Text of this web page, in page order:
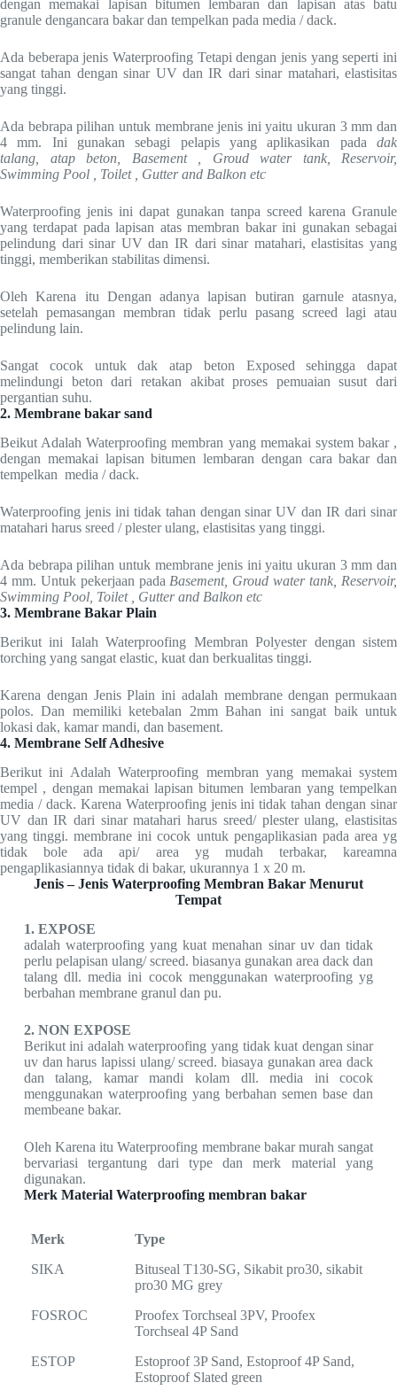
dengan memakai lapisan bitumen lembaran dan lapisan atas batu
granule dengancara bakar dan tempelkan pada media / dack.
Ada beberapa jenis Waterproofing Tetapi dengan jenis yang seperti ini
sangat tahan dengan sinar UV dan IR dari sinar matahari, elastisitas
yang tinggi.
Ada bebrapa pilihan untuk membrane jenis ini yaitu ukuran 3 mm dan
4 mm. Ini gunakan sebagi pelapis yang aplikasikan pada dak
talang, atap beton, Basement , Groud water tank, Reservoir,
Swimming Pool , Toilet , Gutter and Balkon etc
Waterproofing jenis ini dapat gunakan tanpa screed karena Granule
yang terdapat pada lapisan atas membran bakar ini gunakan sebagai
pelindung dari sinar UV dan IR dari sinar matahari, elastisitas yang
tinggi, memberikan stabilitas dimensi.
Oleh Karena itu Dengan adanya lapisan butiran garnule atasnya,
setelah pemasangan membran tidak perlu pasang screed lagi atau
pelindung lain.
Sangat cocok untuk dak atap beton Exposed sehingga dapat
melindungi beton dari retakan akibat proses pemuaian susut dari
pergantian suhu.
2. Membrane bakar sand
Beikut Adalah Waterproofing membran yang memakai system bakar ,
dengan memakai lapisan bitumen lembaran dengan cara bakar dan
tempelkan media / dack.
Waterproofing jenis ini tidak tahan dengan sinar UV dan IR dari sinar
matahari harus sreed / plester ulang, elastisitas yang tinggi.
Ada bebrapa pilihan untuk membrane jenis ini yaitu ukuran 3 mm dan
4 mm. Untuk pekerjaan pada Basement, Groud water tank, Reservoir,
Swimming Pool, Toilet , Gutter and Balkon etc
3. Membrane Bakar Plain
Berikut ini Ialah Waterproofing Membran Polyester dengan sistem
torching yang sangat elastic, kuat dan berkualitas tinggi.
Karena dengan Jenis Plain ini adalah membrane dengan permukaan
polos. Dan memiliki ketebalan 2mm Bahan ini sangat baik untuk
lokasi dak, kamar mandi, dan basement.
4. Membrane Self Adhesive
Berikut ini Adalah Waterproofing membran yang memakai system
tempel , dengan memakai lapisan bitumen lembaran yang tempelkan
media / dack. Karena Waterproofing jenis ini tidak tahan dengan sinar
UV dan IR dari sinar matahari harus sreed/ plester ulang, elastisitas
yang tinggi. membrane ini cocok untuk pengaplikasian pada area yg
tidak bole ada api/ area yg mudah terbakar, kareamna
pengaplikasiannya tidak di bakar, ukurannya 1 x 20 m.
Jenis – Jenis Waterproofing Membran Bakar Menurut
Tempat
1. EXPOSE
adalah waterproofing yang kuat menahan sinar uv dan tidak
perlu pelapisan ulang/ screed. biasanya gunakan area dack dan
talang dll. media ini cocok menggunakan waterproofing yg
berbahan membrane granul dan pu.
2. NON EXPOSE
Berikut ini adalah waterproofing yang tidak kuat dengan sinar
uv dan harus lapissi ulang/ screed. biasaya gunakan area dack
dan talang, kamar mandi kolam dll. media ini cocok
menggunakan waterproofing yang berbahan semen base dan
membeane bakar.
Oleh Karena itu Waterproofing membrane bakar murah sangat
bervariasi tergantung dari type dan merk material yang
digunakan.
Merk Material Waterproofing membran bakar
Merk
Type
SIKA
Bituseal T130-SG, Sikabit pro30, sikabit
pro30 MG grey
FOSROC
Proofex Torchseal 3PV, Proofex
Torchseal 4P Sand
ESTOP
Estoproof 3P Sand, Estoproof 4P Sand,
Estoproof Slated green